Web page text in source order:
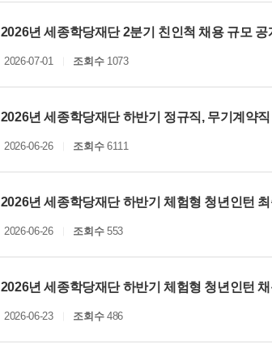
2026년 세종학당재단 2분기 친인척 채용 규모 공
2026-07-01 조회수1073
2026년 세종학당재단 하반기 정규직, 무기계약
2026-06-26 조회수6111
2026년 세종학당재단 하반기 체험형 청년인턴
2026-06-26 조회수553
2026년 세종학당재단 하반기 체험형 청년인턴
2026-06-23 조회수486